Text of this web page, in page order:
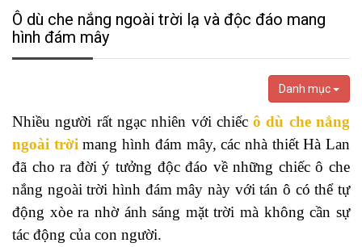
Ô dù che nắng ngoài trời lạ và độc đáo mang
hình đám mây
Danh mục
Nhiều người rất ngạc nhiên với chiếcô dù che nắng
ngoài trờimang hình đám mây, các nhà thiết Hà Lan
đã cho ra đời ý tưởng độc đáo về những chiếc ô che
nắng ngoài trời hình đám mây này với tán ô có thể tự
động xòe ra nhờ ánh sáng mặt trời mà không cần sự
tác động của con người.